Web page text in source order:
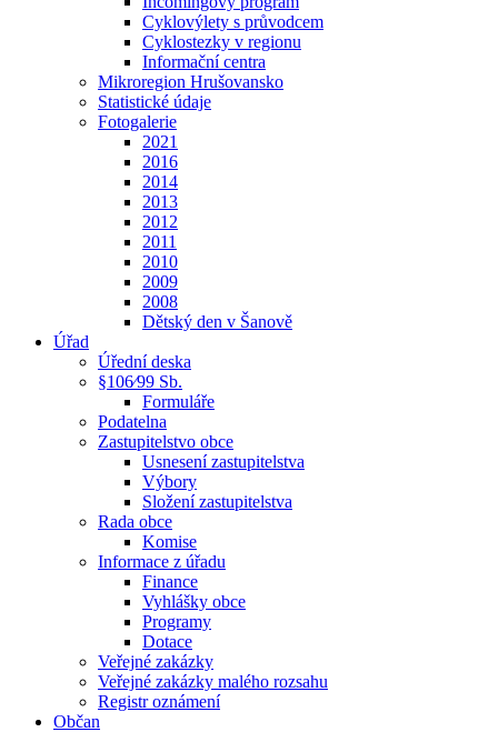
Cyklovýlety s průvodcem
Cyklostezky v regionu
Informační centra
Mikroregion Hrušovansko
Statistické údaje
Fotogalerie
2021
2016
2014
2013
2012
2011
2010
2009
2008
Dětský den v Šanově
Úřad
Úřední deska
§106⁄99 Sb.
Formuláře
Podatelna
Zastupitelstvo obce
Usnesení zastupitelstva
Výbory
Složení zastupitelstva
Rada obce
Komise
Informace z úřadu
Finance
Vyhlášky obce
Programy
Dotace
Veřejné zakázky
Veřejné zakázky malého rozsahu
Registr oznámení
Občan